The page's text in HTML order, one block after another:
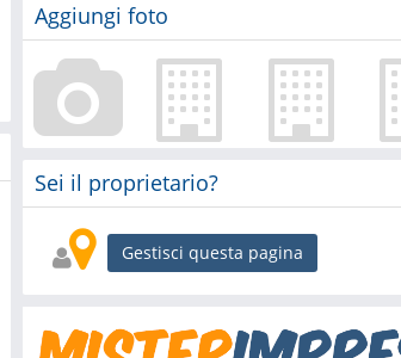
Aggiungi foto
Sei il proprietario?
Gestisci questa pagina